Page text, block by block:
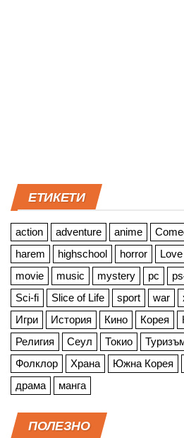
ЕТИКЕТИ
action adventure anime
harem
highschool horror Love
movie
music mystery pc
Sci-fi
Slice of Life sport war
Игри
История Кино Корея
Религия
Сеул Токио
Фолклор
Храна Южна Корея
драма
манга
ПОЛЕЗНО